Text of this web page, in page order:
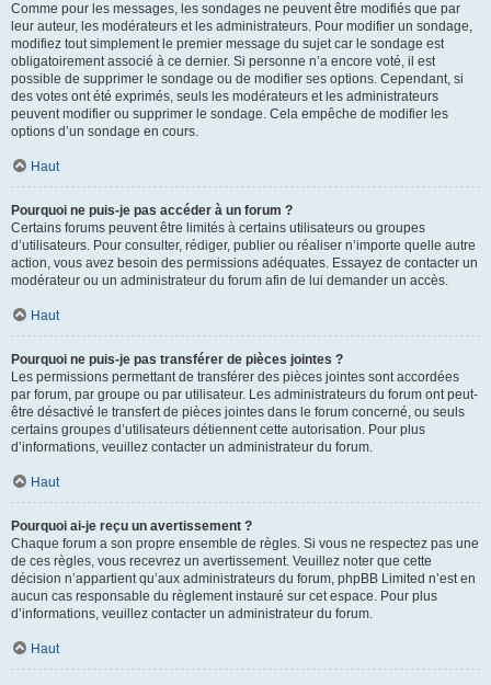
Comme pour les messages, les sondages ne peuvent être modifiés que par
leur auteur, les modérateurs et les administrateurs. Pour modifier un sondage,
modifiez tout simplement le premier message du sujet car le sondage est
obligatoirement associé à ce dernier. Si personne n’a encore voté, il est
possible de supprimer le sondage ou de modifier ses options. Cependant, si
des votes ont été exprimés, seuls les modérateurs et les administrateurs
peuvent modifier ou supprimer le sondage. Cela empêche de modifier les
options d’un sondage en cours.
Haut
Pourquoi ne puis-je pas accéder à un forum ?
Certains forums peuvent être limités à certains utilisateurs ou groupes
d’utilisateurs. Pour consulter, rédiger, publier ou réaliser n’importe quelle autre
action, vous avez besoin des permissions adéquates. Essayez de contacter un
modérateur ou un administrateur du forum afin de lui demander un accès.
Haut
Pourquoi ne puis-je pas transférer de pièces jointes ?
Les permissions permettant de transférer des pièces jointes sont accordées
par forum, par groupe ou par utilisateur. Les administrateurs du forum ont peut-
être désactivé le transfert de pièces jointes dans le forum concerné, ou seuls
certains groupes d’utilisateurs détiennent cette autorisation. Pour plus
d’informations, veuillez contacter un administrateur du forum.
Haut
Pourquoi ai-je reçu un avertissement ?
Chaque forum a son propre ensemble de règles. Si vous ne respectez pas une
de ces règles, vous recevrez un avertissement. Veuillez noter que cette
décision n’appartient qu’aux administrateurs du forum, phpBB Limited n’est en
aucun cas responsable du règlement instauré sur cet espace. Pour plus
d’informations, veuillez contacter un administrateur du forum.
Haut